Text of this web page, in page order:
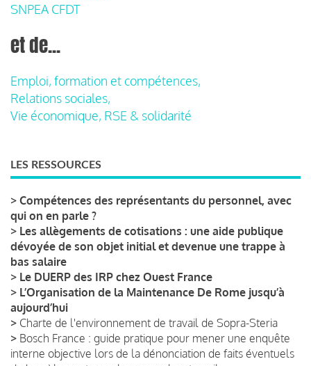
SNPEA CFDT
et de...
Emploi, formation et compétences,
Relations sociales,
Vie économique, RSE & solidarité
LES RESSOURCES
> Compétences des représentants du personnel, avec
qui on en parle ?
> Les allègements de cotisations : une aide publique
dévoyée de son objet initial et devenue une trappe à
bas salaire
> Le DUERP des IRP chez Ouest France
> L’Organisation de la Maintenance De Rome jusqu’à
aujourd’hui
> Charte de l'environnement de travail de Sopra-Steria
> Bosch France : guide pratique pour mener une enquête
interne objective lors de la dénonciation de faits éventuels